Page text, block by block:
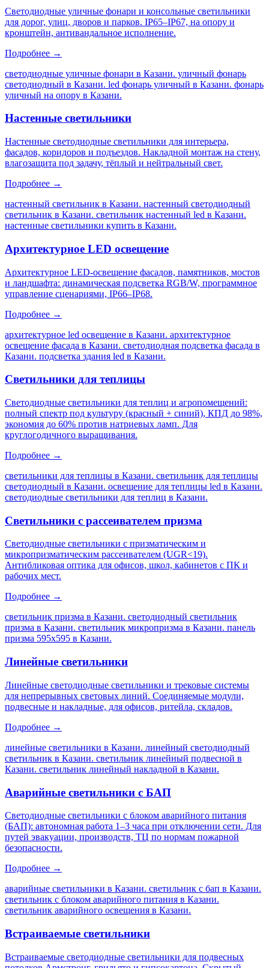
Светодиодные уличные фонари и консольные светильники
для дорог, улиц, дворов и парков. IP65–IP67, на опору и
кронштейн, антивандальное исполнение.
Подробнее →
светодиодные уличные фонари в Казани. уличный фонарь
светодиодный в Казани. led фонарь уличный в Казани. фонарь
уличный на опору в Казани.
Настенные светильники
Настенные светодиодные светильники для интерьера,
фасадов, коридоров и подъездов. Накладной монтаж на стену,
влагозащита под задачу, тёплый и нейтральный свет.
Подробнее →
настенный светильник в Казани. настенный светодиодный
светильник в Казани. светильник настенный led в Казани.
настенные светильники купить в Казани.
Архитектурное LED освещение
Архитектурное LED-освещение фасадов, памятников, мостов
и ландшафта: динамическая подсветка RGB/W, программное
управление сценариями, IP66–IP68.
Подробнее →
архитектурное led освещение в Казани. архитектурное
освещение фасада в Казани. светодиодная подсветка фасада в
Казани. подсветка здания led в Казани.
Светильники для теплицы
Светодиодные светильники для теплиц и агропомещений:
полный спектр под культуру (красный + синий), КПД до 98%,
экономия до 60% против натриевых ламп. Для
круглогодичного выращивания.
Подробнее →
светильники для теплицы в Казани. светильник для теплицы
светодиодный в Казани. освещение для теплицы led в Казани.
светодиодные светильники для теплиц в Казани.
Светильники с рассеивателем призма
Светодиодные светильники с призматическим и
микропризматическим рассеивателем (UGR<19).
Антибликовая оптика для офисов, школ, кабинетов с ПК и
рабочих мест.
Подробнее →
светильник призма в Казани. светодиодный светильник
призма в Казани. светильник микропризма в Казани. панель
призма 595х595 в Казани.
Линейные светильники
Линейные светодиодные светильники и трековые системы
для непрерывных световых линий. Соединяемые модули,
подвесные и накладные, для офисов, ритейла, складов.
Подробнее →
линейные светильники в Казани. линейный светодиодный
светильник в Казани. светильник линейный подвесной в
Казани. светильник линейный накладной в Казани.
Аварийные светильники с БАП
Светодиодные светильники с блоком аварийного питания
(БАП): автономная работа 1–3 часа при отключении сети. Для
путей эвакуации, производств, ТЦ по нормам пожарной
безопасности.
Подробнее →
аварийные светильники в Казани. светильник с бап в Казани.
светильник с блоком аварийного питания в Казани.
светильник аварийного освещения в Казани.
Встраиваемые светильники
Встраиваемые светодиодные светильники для подвесных